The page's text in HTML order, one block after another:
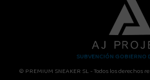
SUBVENCIÓN GOBIERNO
© PREMIUM SNEAKER SL - Todos los derechos